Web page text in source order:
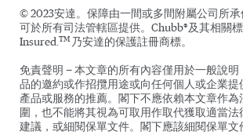
© 2023安達。保障由一間或多間附屬公司所
可於所有司法管轄區提供。Chubb®及其相關
Insured.TM 乃安達的保護註冊商標。
免責聲明 — 本文章的所有內容僅用於一般說明
品的邀約或作招攬用途或向任何個人或企業提
產品或服務的推薦。閣下不應依賴本文章作為
圍，也不能將其視為可取用作取代獲取適當法
建議，或細閱保單文件。閣下應該細閱保單文